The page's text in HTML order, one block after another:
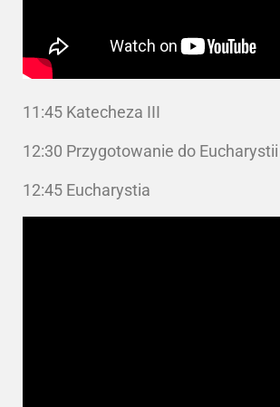
11:45 Katecheza III
12:30 Przygotowanie do Eucharystii
12:45 Eucharystia